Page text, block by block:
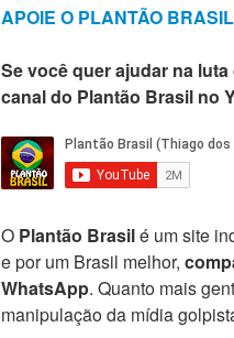
APOIE O PLANTÃO
Se você quer ajudar na
canal do Plantão Brasil no
O Plantão Brasilé um site
e por um Brasil melhor,
WhatsApp. Quanto mais
manipulação da mídia